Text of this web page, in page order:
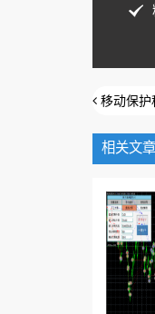
移动保护
相关文章